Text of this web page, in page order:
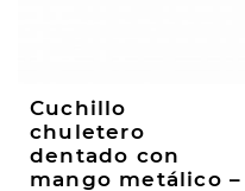
Cuchillo
chuletero
dentado con
mango metálico –